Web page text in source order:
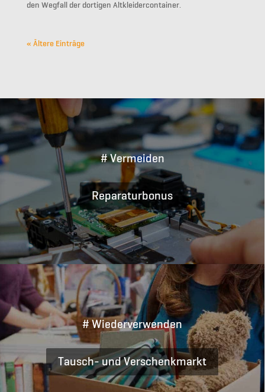
den Wegfall der dortigen Altkleidercontainer.
« Ältere Einträge
# Vermeiden
Reparaturbonus
# Wiederverwenden
Tausch- und Verschenkmarkt